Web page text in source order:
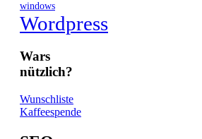
windows
Wordpress
Wars
nützlich?
Wunschliste
Kaffeespende